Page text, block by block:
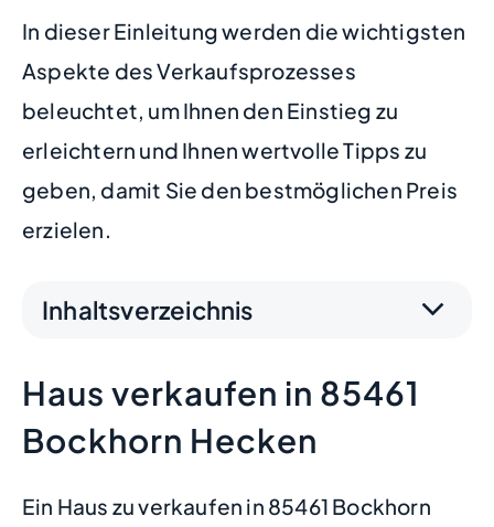
In dieser Einleitung werden die wichtigsten
Aspekte des Verkaufsprozesses
beleuchtet, um Ihnen den Einstieg zu
erleichtern und Ihnen wertvolle Tipps zu
geben, damit Sie den bestmöglichen Preis
erzielen.
Inhaltsverzeichnis
Haus verkaufen in 85461
Bockhorn Hecken
Ein Haus zu verkaufen in 85461 Bockhorn